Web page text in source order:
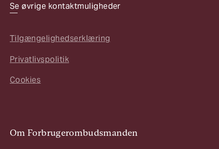
Se øvrige kontaktmuligheder
Tilgængelighedserklæring
Privatlivspolitik
Cookies
Om Forbrugerombudsmanden